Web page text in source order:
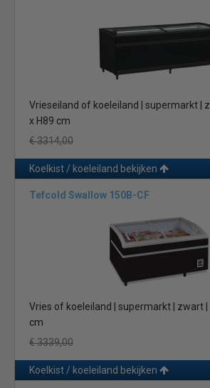
Vrieseiland of koeleiland | supermarkt |
x H89 cm
€ 3314,00
Koelkist / koeleiland bekijken
Tefcold Swallow 150B-CF
Vries of koeleiland | supermarkt | zwart |
cm
€ 3339,00
Koelkist / koeleiland bekijken